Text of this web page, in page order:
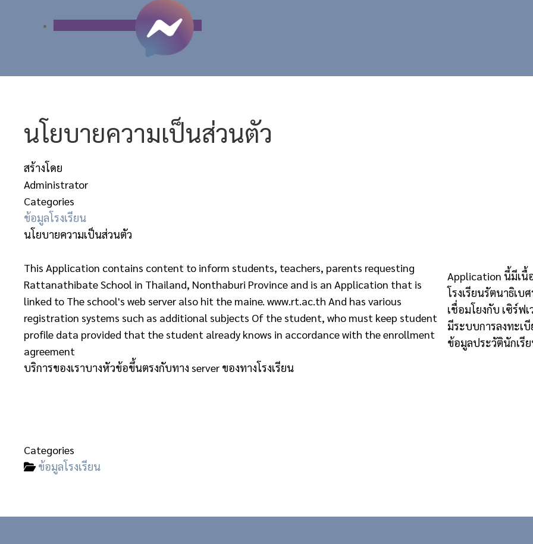
นโยบายความเป็นส่วนตัว
สร้างโดย
Administrator
Categories
ข้อมูลโรงเรียน
นโยบายความเป็นส่วนตัว
This Application contains content to inform students, teachers, parents requesting
Rattanathibate School in Thailand, Nonthaburi Province and is an Application that is
linked to The school's web server also hit the maine. www.rt.ac.th And has various
registration systems such as additional subjects Of the student, who must keep student
profile data provided that the student already knows in accordance with the enrollment
agreement
Application นี้มีเนื้
โรงเรียนรัตนาธิเ
เชื่อมโยงกับ เซิร์ฟ
มีระบบการลงทะเ
ข้อมูลประวัตินักเรี
บริการของเราบางหัวข้อขึ้นตรงกับทาง server ของทางโรงเรียน
Categories
ข้อมูลโรงเรียน